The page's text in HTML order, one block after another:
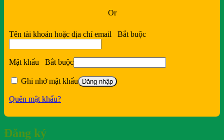
Or
Tên tài khoản hoặc địa chỉ email Bắt buộc
Mật khẩu Bắt buộc
Ghi nhớ mật khẩu Đăng nhập
Quên mật khẩu?
Đăng ký